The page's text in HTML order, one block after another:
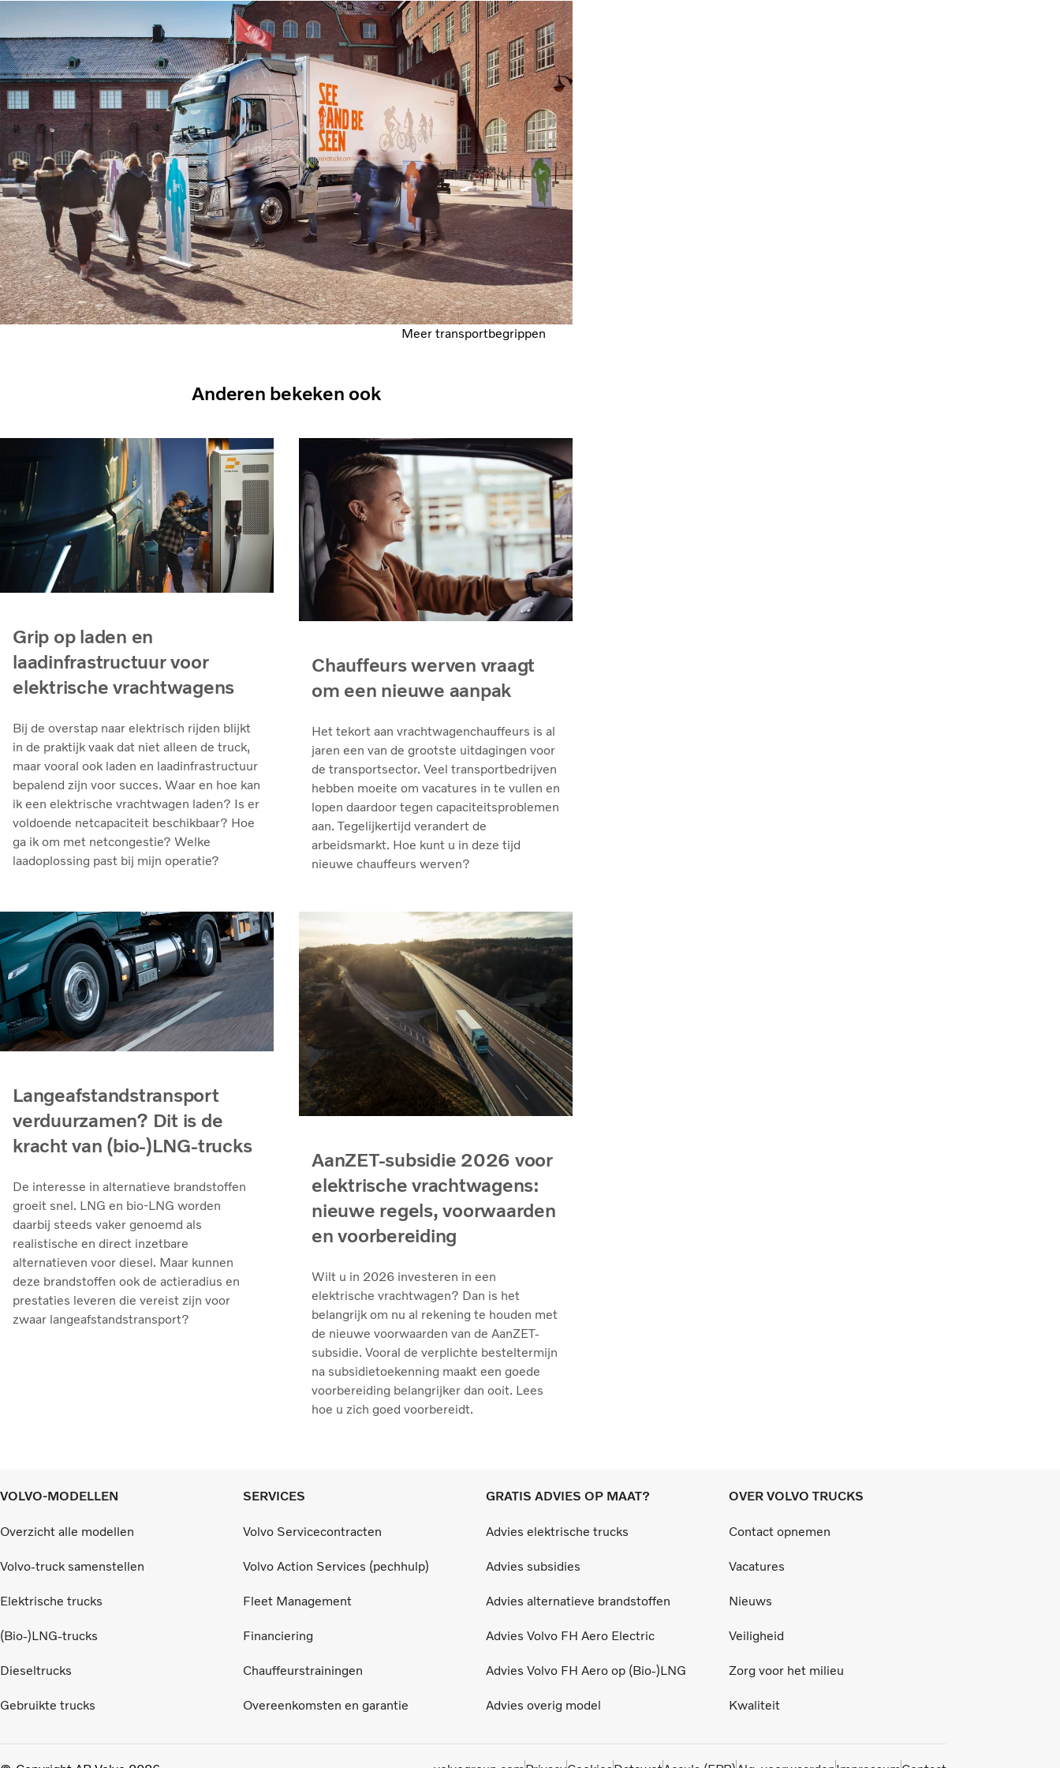
Meer transportbegrippen
Anderen bekeken ook
Grip op laden en
laadinfrastructuur voor
elektrische vrachtwagens
Bij de overstap naar elektrisch rijden blijkt
in de praktijk vaak dat niet alleen de truck,
maar vooral ook laden en laadinfrastructuur
bepalend zijn voor succes. Waar en hoe kan
ik een elektrische vrachtwagen laden? Is er
voldoende netcapaciteit beschikbaar? Hoe
ga ik om met netcongestie? Welke
laadoplossing past bij mijn operatie?
Chauffeurs werven vraagt
om een nieuwe aanpak
Het tekort aan vrachtwagenchauffeurs is al
jaren een van de grootste uitdagingen voor
de transportsector. Veel transportbedrijven
hebben moeite om vacatures in te vullen en
lopen daardoor tegen capaciteitsproblemen
aan. Tegelijkertijd verandert de
arbeidsmarkt. Hoe kunt u in deze tijd
nieuwe chauffeurs werven?
Langeafstandstransport
verduurzamen? Dit is de
kracht van (bio-)LNG-trucks
De interesse in alternatieve brandstoffen
groeit snel. LNG en bio‑LNG worden
daarbij steeds vaker genoemd als
realistische en direct inzetbare
alternatieven voor diesel. Maar kunnen
deze brandstoffen ook de actieradius en
prestaties leveren die vereist zijn voor
zwaar langeafstandstransport?
AanZET-subsidie 2026 voor
elektrische vrachtwagens:
nieuwe regels, voorwaarden
en voorbereiding
Wilt u in 2026 investeren in een
elektrische vrachtwagen? Dan is het
belangrijk om nu al rekening te houden met
de nieuwe voorwaarden van de AanZET-
subsidie. Vooral de verplichte besteltermijn
na subsidietoekenning maakt een goede
voorbereiding belangrijker dan ooit. Lees
hoe u zich goed voorbereidt.
VOLVO-MODELLEN
Overzicht alle modellen
Volvo-truck samenstellen
Elektrische trucks
(Bio-)LNG-trucks
Dieseltrucks
Gebruikte trucks
SERVICES
Volvo Servicecontracten
Volvo Action Services (pechhulp)
Fleet Management
Financiering
Chauffeurstrainingen
Overeenkomsten en garantie
GRATIS ADVIES OP MAAT?
Advies elektrische trucks
Advies subsidies
Advies alternatieve brandstoffen
Advies Volvo FH Aero Electric
Advies Volvo FH Aero op (Bio-)LNG
Advies overig model
OVER VOLVO TRUCKS
Contact opnemen
Vacatures
Nieuws
Veiligheid
Zorg voor het milieu
Kwaliteit